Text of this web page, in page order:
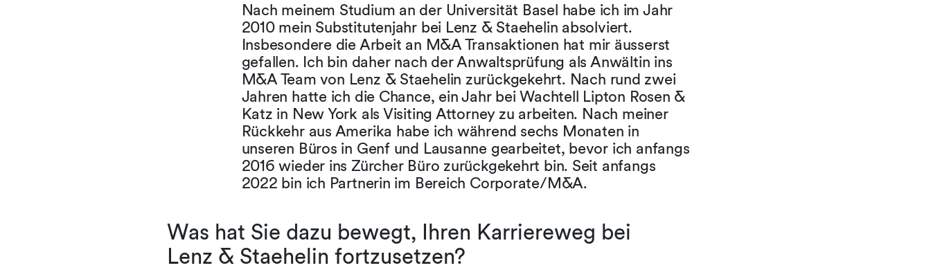
Nach meinem Studium an der Universität Basel habe ich im Jahr
2010 mein Substitutenjahr bei Lenz & Staehelin absolviert.
Insbesondere die Arbeit an M&A Transaktionen hat mir äusserst
gefallen. Ich bin daher nach der Anwaltsprüfung als Anwältin ins
M&A Team von Lenz & Staehelin zurückgekehrt. Nach rund zwei
Jahren hatte ich die Chance, ein Jahr bei Wachtell Lipton Rosen &
Katz in New York als Visiting Attorney zu arbeiten. Nach meiner
Rückkehr aus Amerika habe ich während sechs Monaten in
unseren Büros in Genf und Lausanne gearbeitet, bevor ich anfangs
2016 wieder ins Zürcher Büro zurückgekehrt bin. Seit anfangs
2022 bin ich Partnerin im Bereich Corporate/M&A.
Was hat Sie dazu bewegt, Ihren Karriereweg bei
Lenz & Staehelin fortzusetzen?